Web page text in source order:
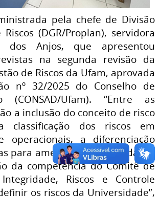
pela chefe de Divisão
(DGR/Proplan), servidora
dos Anjos, que apresentou
na segunda revisão da
de Riscos da Ufam, aprovada
nº 32/2025 do Conselho de
(CONSAD/Ufam). “Entre as
a inclusão do conceito de risco
classificação dos riscos em
operacionais, a diferenciação
para ameaças e oportunidades
da competência do Comitê de
Integridade, Riscos e Controle
os riscos da Universidade”,